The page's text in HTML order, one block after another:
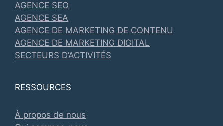
AGENCE SEO
AGENCE SEA
AGENCE DE MARKETING DE CONTENU
AGENCE DE MARKETING DIGITAL
SECTEURS D’ACTIVITÉS
RESSOURCES
À propos de nous